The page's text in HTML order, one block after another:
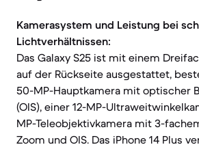
Kamerasystem und Leistung bei
Lichtverhältnissen:
Das Galaxy S25 ist mit einem
auf der Rückseite ausgestattet,
50-MP-Hauptkamera mit optischer
(OIS), einer 12-MP-
MP-Teleobjektivkamera mit 3-
Zoom und OIS. Das iPhone 14 Plus